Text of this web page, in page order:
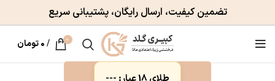
تضمین کیفیت، ارسال رایگان، پشتیبانی سریع
0
/۰تومان